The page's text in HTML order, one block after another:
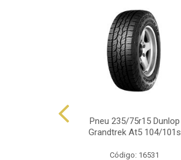
Pneu 235/75r15 Dunlop
Grandtrek At5 104/101s
Código: 16531